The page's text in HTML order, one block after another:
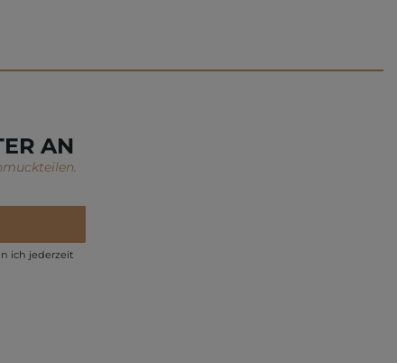
AN
ich jederzeit